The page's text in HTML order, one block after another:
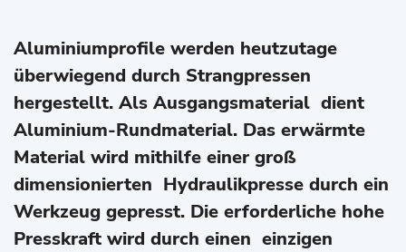
Aluminiumprofile werden heutzutage
überwiegend durch Strangpressen
hergestellt. Als Ausgangsmaterial dient
Aluminium-Rundmaterial. Das erwärmte
Material wird mithilfe einer groß
dimensionierten Hydraulikpresse durch ein
Werkzeug gepresst. Die erforderliche hohe
Presskraft wird durch einen einzigen